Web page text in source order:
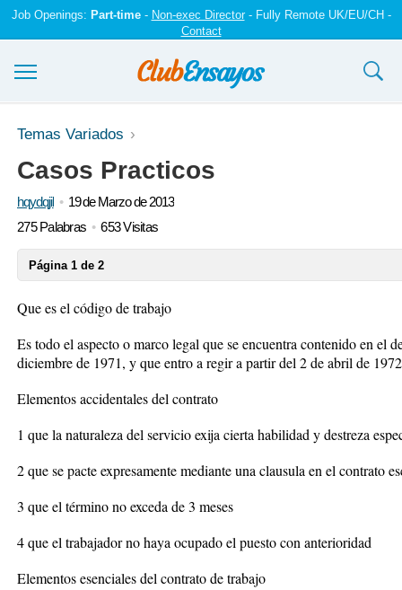
Job Openings: Part-time- Non-exec Director- Fully Remote UK/EU/CH -
Contact
Ensayos y trabajos
Registrarse
Iniciar sesión
Temas Variados
Casos Practicos
hqydqjil
19 de Marzo de 2013
275 Palabras
653 Visitas
Página 1 de 2
Que es el código de trabajo
Es todo el aspecto o marco legal que se encuentra contenido en el
diciembre de 1971, y que entro a regir a partir del 2 de abril de 1972
Elementos accidentales del contrato
1 que la naturaleza del servicio exija cierta habilidad y destreza
2 que se pacte expresamente mediante una clausula en el contrato
3 que el término no exceda de 3 meses
4 que el trabajador no haya ocupado el puesto con anterioridad
Elementos esenciales del contrato de trabajo